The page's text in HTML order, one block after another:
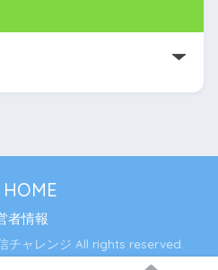
者情報
チャレンジ All rights reserved.